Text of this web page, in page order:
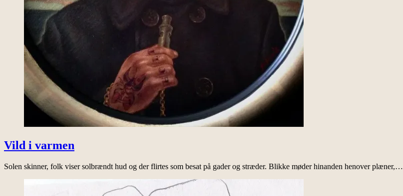
Vild i varmen
Solen skinner, folk viser solbrændt hud og der flirtes som besat på gader og stræder. Blikke møder hinanden henover plæner,…